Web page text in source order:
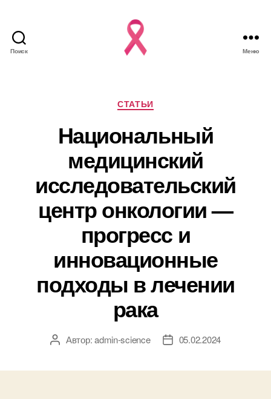
Поиск Меню
Рубрики
СТАТЬИ
Национальный
медицинский
исследовательский
центр онкологии —
прогресс и
инновационные
подходы в лечении
рака
АвторАвтор:admin-science
Дата05.02.2024